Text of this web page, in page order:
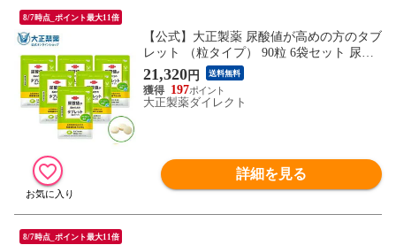
8/7時点_ポイント最大11倍
【公式】大正製薬 尿酸値が高めの方のタブ
レット （粒タイプ） 90粒 6袋セット 尿酸
値 尿酸 プリン体 予防 食べ物 食事 サプリ
サプリメント
21,320円 送料無料
197
大正製薬ダイレクト
詳細を見る
8/7時点_ポイント最大11倍